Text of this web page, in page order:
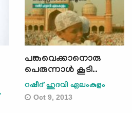
പങ്കുവെക്കാനൊരു
പെരുന്നാള്‍ കൂടി..
റഷീദ് ഹുദവി ഏലംകുളം
Oct 9, 2013